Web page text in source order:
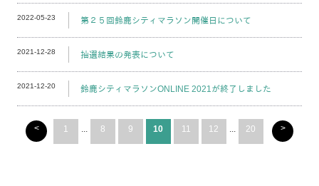
2022-05-23 第２５回鈴鹿シティマラソン開催日について
2021-12-28 抽選結果の発表について
2021-12-20 鈴鹿シティマラソンONLINE 2021が終了しました
< 1 8 9 10 11 12 20 >